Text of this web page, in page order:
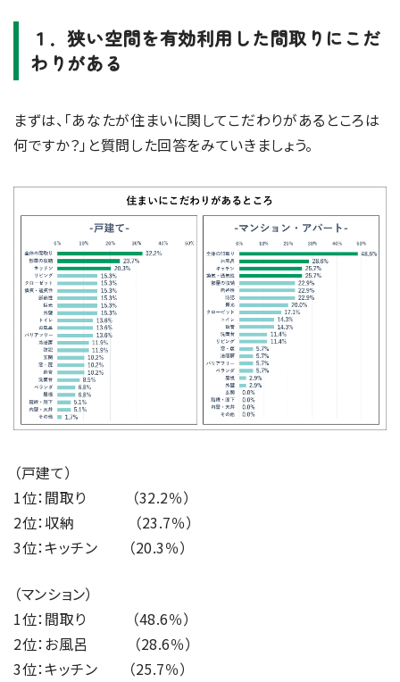
１．狭い空間を有効利用した間取りにこだ
わりがある
まずは、「あなたが住まいに関してこだわりがあるところは
何ですか？」と質問した回答をみていきましょう。
（戸建て）
1位：間取り （32.2％）
2位：収納 （23.7％）
3位：キッチン （20.3％）
（マンション）
1位：間取り （48.6％）
2位：お風呂 （28.6％）
3位：キッチン （25.7％）